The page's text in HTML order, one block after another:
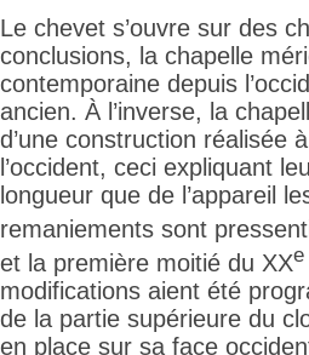
Le chevet s’ouvre sur des
conclusions, la chapelle
contemporaine depuis
ancien. À l’inverse, la
d’une construction réalisée
l’occident, ceci expliquant
longueur que de l’appareil
remaniements sont
et la première moitié du XXe
modifications aient été
de la partie supérieure du
en place sur sa face